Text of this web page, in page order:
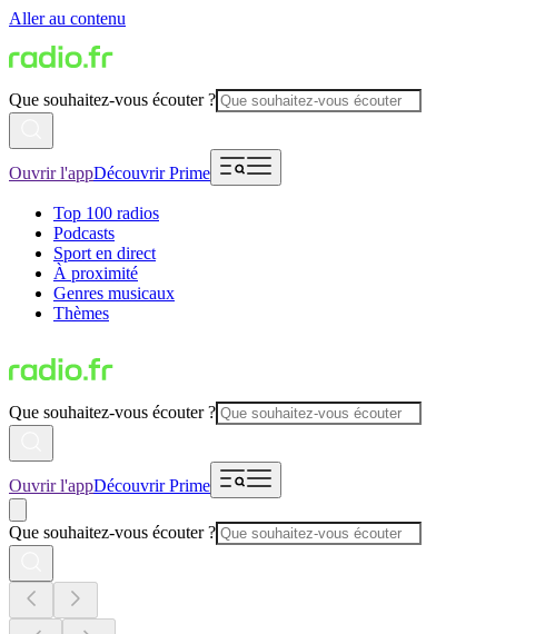
Aller au contenu
Que souhaitez-vous écouter ?
Ouvrir l'appDécouvrir Prime
Top 100 radios
Podcasts
Sport en direct
À proximité
Genres musicaux
Thèmes
Que souhaitez-vous écouter ?
Ouvrir l'appDécouvrir Prime
Que souhaitez-vous écouter ?